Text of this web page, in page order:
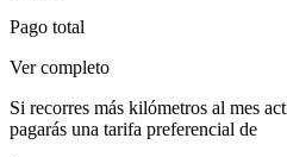
Pago total
Ver completo
Si recorres más kilómetros al mes
pagarás una tarifa preferencial de